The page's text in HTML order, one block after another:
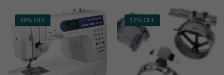
46% OFF 12% OFF